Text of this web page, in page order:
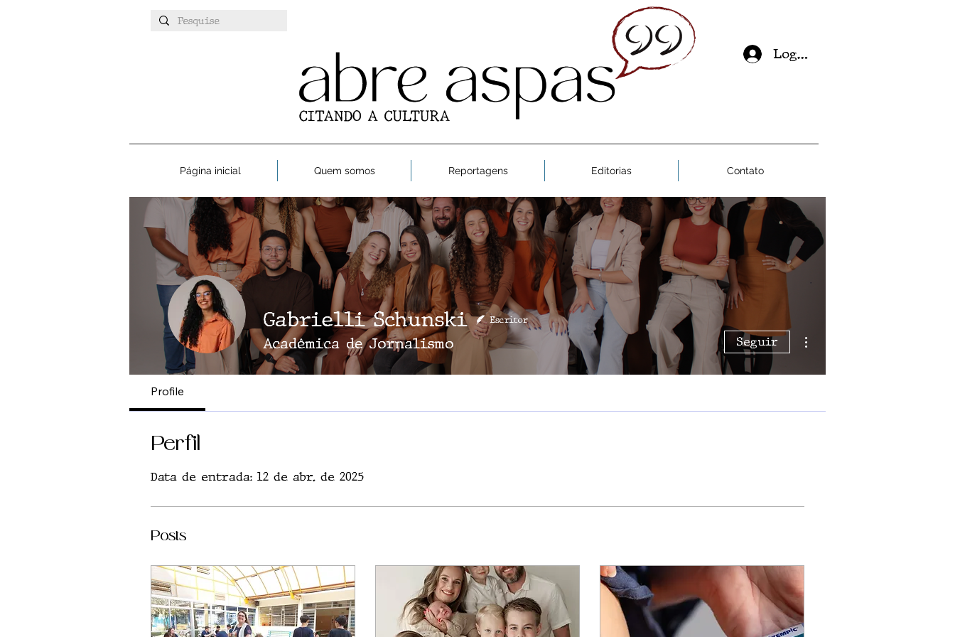
Página inicial Quem somos Reportagens Editorias Contato
Log In
Gabrielli Schunski Escritor
Acadêmica de Jornalismo Seguir
Profile
Perfil
Data de entrada: 12 de abr. de 2025
Posts